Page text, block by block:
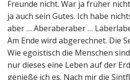
Freunde nicht. War ja früher
ja auch sein Gutes. Ich habe
aber … Aberaberaber …
Am Ende wird abgerechnet. Die
Wie egoistisch die Menschen
nur dieses eine Leben auf der
genieße ich es. Nach mir die